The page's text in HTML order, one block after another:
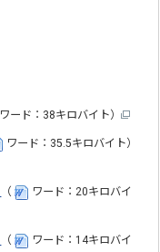
ワード：38キロバイト）
ワード：35.5キロバイト）
（
ワード：20キロバイ
（
ワード：14キロバイ